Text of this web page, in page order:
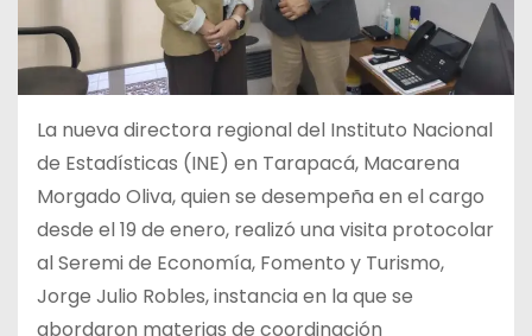
La nueva directora regional del Instituto Nacional
de Estadísticas (INE) en Tarapacá, Macarena
Morgado Oliva, quien se desempeña en el cargo
desde el 19 de enero, realizó una visita protocolar
al Seremi de Economía, Fomento y Turismo,
Jorge Julio Robles, instancia en la que se
abordaron materias de coordinación